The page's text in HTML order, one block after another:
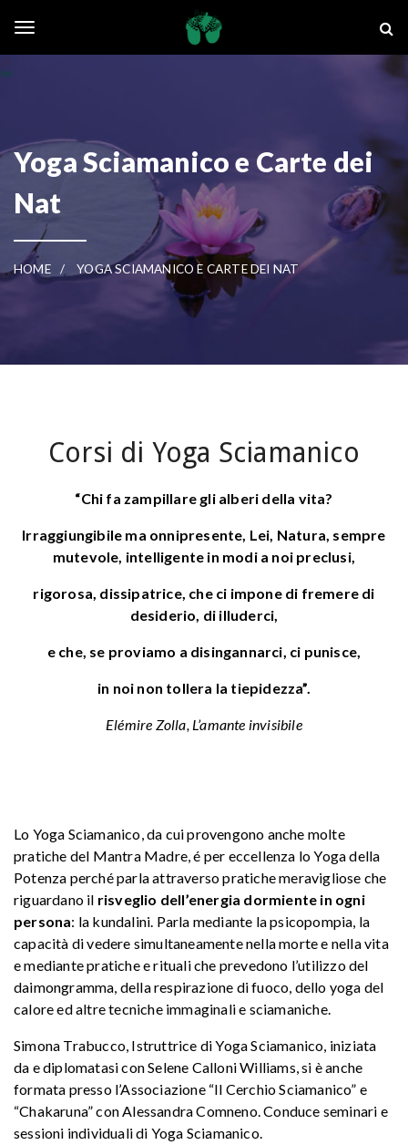
Yoga Sciamanico e Carte dei
Nat
HOME YOGA SCIAMANICO E CARTE DEI NAT
Corsi di Yoga Sciamanico
“Chi fa zampillare gli alberi della vita?
Irraggiungibile ma onnipresente, Lei, Natura, sempre
mutevole, intelligente in modi a noi preclusi,
rigorosa, dissipatrice, che ci impone di fremere di
desiderio, di illuderci,
e che, se proviamo a disingannarci, ci punisce,
in noi non tollera la tiepidezza”.
Elémire Zolla, L’amante invisibile
Lo Yoga Sciamanico, da cui provengono anche molte
pratiche del Mantra Madre, é per eccellenza lo Yoga della
Potenza perché parla attraverso pratiche meravigliose che
riguardano il risveglio dell’energia dormiente in ogni
persona: la kundalini. Parla mediante la psicopompia, la
capacità di vedere simultaneamente nella morte e nella vita
e mediante pratiche e rituali che prevedono l’utilizzo del
daimongramma, della respirazione di fuoco, dello yoga del
calore ed altre tecniche immaginali e sciamaniche.
Simona Trabucco, Istruttrice di Yoga Sciamanico, iniziata
da e diplomatasi con Selene Calloni Williams, si è anche
formata presso l’Associazione “Il Cerchio Sciamanico” e
“Chakaruna” con Alessandra Comneno. Conduce seminari e
sessioni individuali di Yoga Sciamanico.